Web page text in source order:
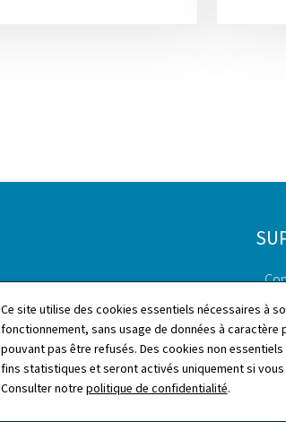
Ce site utilise des cookies essentiels nécessaires à
fonctionnement, sans usage de données à caractère
pouvant pas être refusés. Des cookies non
fins statistiques et seront activés uniquement si
Consulter notre politique de confidentialité.
À